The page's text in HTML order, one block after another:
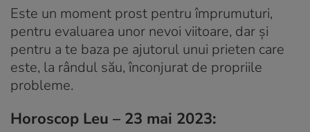
Este un moment prost pentru împrumuturi,
pentru evaluarea unor nevoi viitoare, dar și
pentru a te baza pe ajutorul unui prieten care
este, la rândul său, înconjurat de propriile
probleme.
Horoscop Leu – 23 mai 2023: